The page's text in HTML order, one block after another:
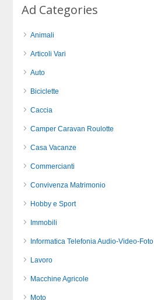
Ad Categories
Animali
Articoli Vari
Auto
Biciclette
Caccia
Camper Caravan Roulotte
Casa Vacanze
Commercianti
Convivenza Matrimonio
Hobby e Sport
Immobili
Informatica Telefonia Audio-Video-Foto
Lavoro
Macchine Agricole
Moto